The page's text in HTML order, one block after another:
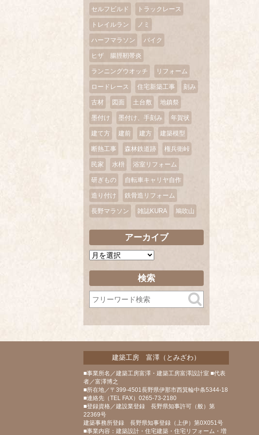
セルフビルド トラックレース
トレイルラン ノミ
ハーフマラソン バイク
ヒザ 腸脛靭帯炎
ランニングウオッチ リフォーム
ロードレース 住宅新築工事 刻み
古材 図面 土台敷 地鎮祭
墨付け 墨付け、手刻み 年賀状
建て方 建前 建方 建築模型
断熱工事 森林鉄道跡 権兵衛峠
民家 水枡 浴室リフォーム
研ぎもの 自転車キャリヤ自作
造り付け 鉄骨造リフォーム
長野マラソン 雑誌KURA 鳩吹山
アーカイブ
ア
イ
ブ
検索
建築工房 富澤（とみざわ）
■事業所名／建築工房富澤・建築工房富澤設計室 ■代表
者／富澤博之
■所在地／〒399-4501長野県伊那市西箕輪中条5344-18
■連絡先（TEL FAX）0265-73-2180
■登録資格／建設業登録 長野県知事許可（般）第
22369号
建築事務所登録 長野県知事登録（上伊）第0X051号
■事業内容：建築設計・住宅建築・住宅リフォーム・増